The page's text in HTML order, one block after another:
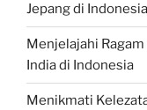
Jepang di Indonesia
Menjelajahi
India di Indonesia
Menikmati